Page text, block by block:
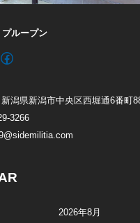
ループン
潟県新潟市中央区西堀通6番町
3266
2026年8月